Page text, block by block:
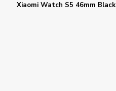
Xiaomi Watch S5 46mm Black